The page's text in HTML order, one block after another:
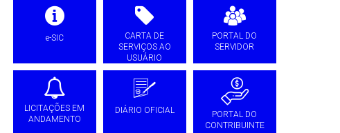
e-SIC
CARTA DE
SERVIÇOS AO
USUÁRIO
PORTAL DO
SERVIDOR
LICITAÇÕES EM
ANDAMENTO
DIÁRIO OFICIAL
PORTAL DO
CONTRIBUINTE